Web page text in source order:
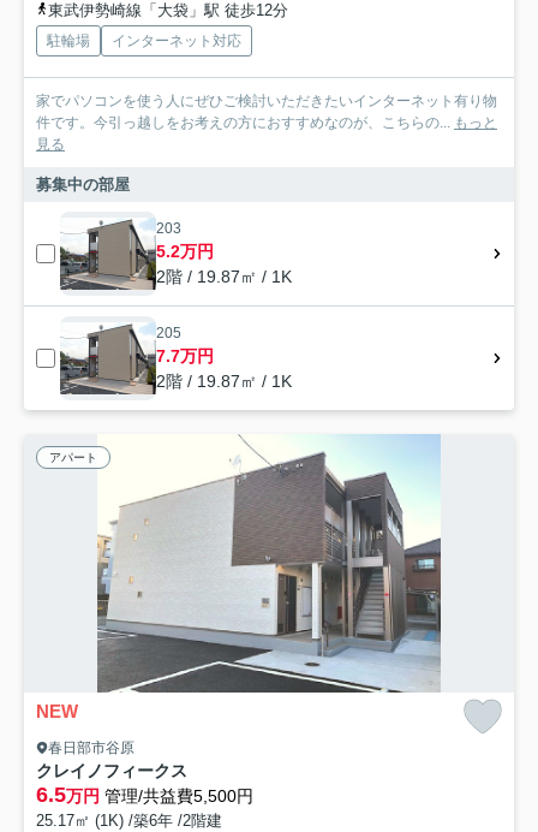
東武伊勢崎線「大袋」駅 徒歩12分
駐輪場 インターネット対応
家でパソコンを使う人にぜひご検討いただきたいインターネット有り物
件です。今引っ越しをお考えの方におすすめなのが、こちらの... もっと
見る
募集中の部屋
203
5.2万円
2階 / 19.87㎡ / 1K
205
7.7万円
2階 / 19.87㎡ / 1K
アパート
NEW
春日部市谷原
クレイノフィークス
6.5万円 管理/共益費5,500円
25.17㎡ (1K) /築6年 /2階建